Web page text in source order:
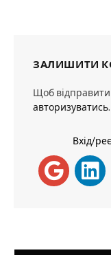
ЗАЛИШИТИ
Щоб
авторизуватись.
Вхід/